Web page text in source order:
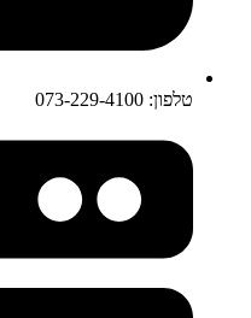
טלפון: 073-229-4100